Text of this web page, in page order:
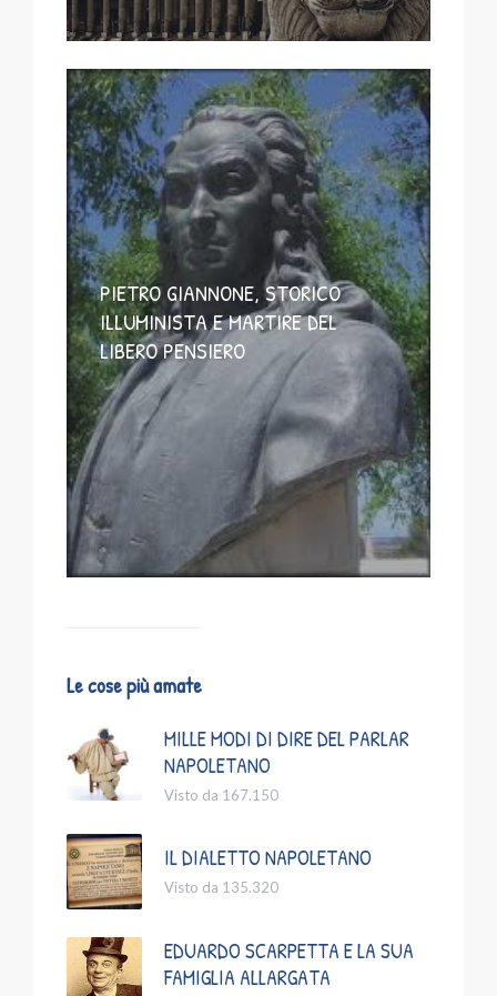
PIETRO GIANNONE, STORICO
ILLUMINISTA E MARTIRE DEL
LIBERO PENSIERO
Le cose più amate
MILLE MODI DI DIRE DEL PARLAR
NAPOLETANO
Visto da 167.150
IL DIALETTO NAPOLETANO
Visto da 135.320
EDUARDO SCARPETTA E LA SUA
FAMIGLIA ALLARGATA